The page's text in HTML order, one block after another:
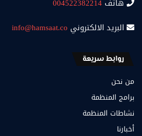
هاتف 004522382214
البريد الالكتروني info@hamsaat.co
روابط سريعة
من نحن
برامج المنظمة
نشاطات المنظمة
أخبارنا